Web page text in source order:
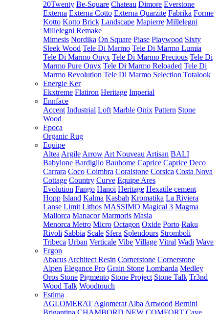
20Twenty Be-Square Chateau Dimore Everstone
Externa Externa Cotto Externa Quarzite Fabrika Forme
Kotto Kotto Brick Landscape Mapierre Millelegni
Millelegni Remake
Mimesis Nordika On Square Piase Playwood Sixty
Sleek Wood Tele Di Marmo Tele Di Marmo Lumia
Tele Di Marmo Onyx Tele Di Marmo Precious Tele Di
Marmo Pure Onyx Tele Di Marmo Reloaded Tele Di
Marmo Revolution Tele Di Marmo Selection Totalook
Energie Ker
Ekxtreme Flatiron Heritage Imperial
Ennface
Accent Industrial Loft Marble Onix Pattern Stone
Wood
Epoca
Organic Rug
Equipe
Altea Argile Arrow Art Nouveau Artisan BALI
Babylone Bardiglio Bauhome Caprice Caprice Deco
Carrara Coco Coimbra Coralstone Corsica Costa Nova
Cottage Country Curve Equipe Ares
Evolution Fango Hanoi Heritage Hexatile cement
Hopp Island Kalma Kasbah Kromatika La Riviera
Lanse Limit Lithos MASSIMO Magical 3 Magma
Mallorca Manacor Marmoris Masia
Menorca Metro Micro Octagon Oxide Porto Raku
Rivoli Sabbia Scale Sfera Splendours Stromboli
Tribeca Urban Verticale Vibe Village Vitral Wadi Wave
Ergon
Abacus Architect Resin Cornerstone Cornerstone
Alpen Elegance Pro Grain Stone Lombarda Medley
Oros Stone Pigmento Stone Project Stone Talk Tr3nd
Wood Talk Woodtouch
Estima
AGLOMERAT Aglomerat Alba Artwood Bernini